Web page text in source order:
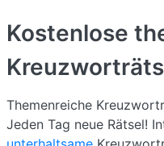
Kostenlose
Themenreiche
Jeden Tag neue Rätsel!